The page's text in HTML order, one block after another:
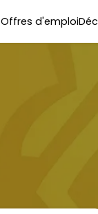
Offres d'emploi